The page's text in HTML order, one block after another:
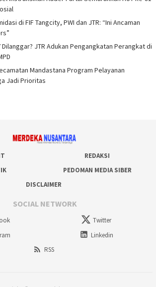
di FIF Tangcity, PWI dan JTR: “Ini Ancaman
JTR Adukan Pengangkatan Perangkat di
Mandastana Program Pelayanan
Jadi Prioritas
REDAKSI
PEDOMAN MEDIA SIBER
DISCLAIMER
SOCIAL NETWORK
Twitter
Linkedin
RSS